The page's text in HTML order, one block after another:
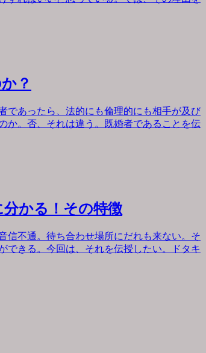
？
であったら、法的にも倫理的にも相手が及び
か。否、それは違う。既婚者であることを伝
かる！その特徴
信不通。待ち合わせ場所にだれも来ない。そ
できる。今回は、それを伝授したい。ドタキ